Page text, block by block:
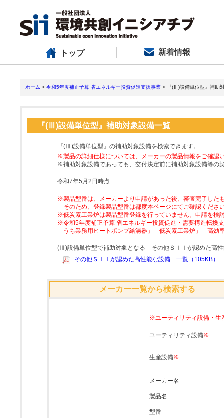
トップ 新着情報
ホーム > 令和5年度補正予算 省エネルギー投資促進支援事業 > 『(Ⅲ)設備単位型』補助
『(Ⅲ)設備単位型』補助対象設備一覧
『(Ⅲ)設備単位型』の補助対象設備を検索できます。
※製品の詳細仕様については、メーカーの製品情報をご確認
※補助対象設備であっても、交付決定前に補助対象設備等の
令和7年5月2日時点
※製品型番は、メーカーより申請があった後、審査完了した
そのため、登録製品型番は都度本ページにてご確認くださ
※低炭素工業炉は製品型番登録を行っていません。申請を検
※令和5年度補正予算 省エネルギー投資促進・需要構造転換
うち業務用ヒートポンプ給湯器」「低炭素工業炉」「高
(Ⅲ)設備単位型で補助対象となる「その他ＳＩＩが認めた高
その他ＳＩＩが認めた高性能な設備 一覧（105KB）
メーカー一覧から検索する
※ユーティリティ設備・生
ユーティリティ設備※
生産設備※
メーカー名
製品名
型番